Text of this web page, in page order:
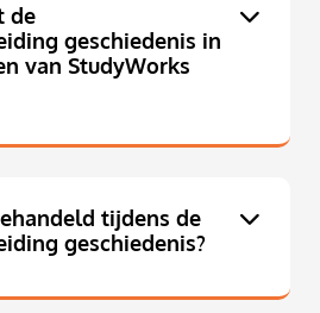
de
geschiedenis in
van StudyWorks
tijdens de
geschiedenis?